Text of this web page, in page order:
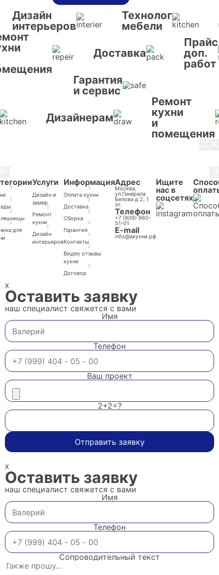
Дизайн
интерьеров
Технолог
мебели
Доставка
Прайс
доп.
работ
Гарантия
и сервис
Дизайнерам
Ремонт
кухни
и
помещения
для
Услуги
Дизайн и
замер
Ремонт
кухни
Дизайн
интерьеров
Информация
Оплата кухни
Доставка
Cборка
Гарантия
Контакты
Видео отзывы
кухни
Договор
Адрес
Москва,
ул.Генерала
Белова д 2, 1
эт.
Телефон
+7 (909) 960-
51-01
E-mail
info@акухни.рф
Ищите
нас в
соцсетях
x
Оставить заявку
наш специалист свяжется с вами
Имя
Телефон
Ваш проект
2+2=?
Отправить заявку
x
Оставить заявку
наш специалист свяжется с вами
Имя
Телефон
Сопроводительный текст